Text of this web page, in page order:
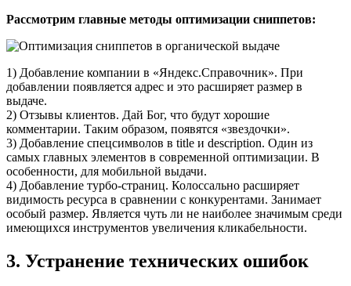
Рассмотрим главные методы оптимизации сниппетов:
1) Добавление компании в «Яндекс.Справочник». При
добавлении появляется адрес и это расширяет размер в
выдаче.
2) Отзывы клиентов. Дай Бог, что будут хорошие
комментарии. Таким образом, появятся «звездочки».
3) Добавление спецсимволов в title и description. Один из
самых главных элементов в современной оптимизации. В
особенности, для мобильной выдачи.
4) Добавление турбо-страниц. Колоссально расширяет
видимость ресурса в сравнении с конкурентами. Занимает
особый размер. Является чуть ли не наиболее значимым среди
имеющихся инструментов увеличения кликабельности.
3. Устранение технических ошибок